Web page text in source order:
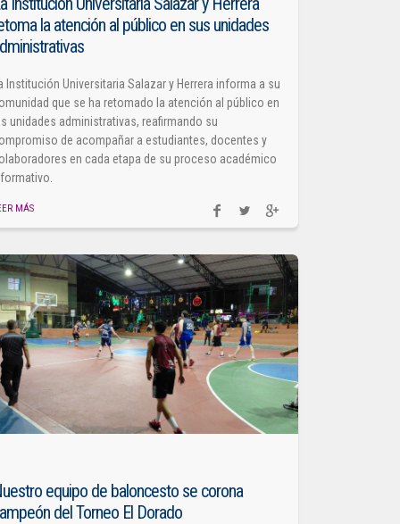
la atención al público en sus unidades
Institución Universitaria Salazar y Herrera informa a su
que se ha retomado la atención al público en
unidades administrativas, reafirmando su
de acompañar a estudiantes, docentes y
en cada etapa de su proceso académico
MÁS
equipo de baloncesto se corona
del Torneo El Dorado